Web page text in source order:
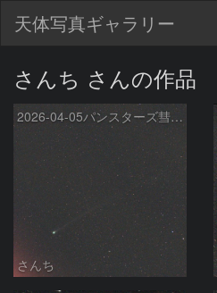
天体写真ギャラリー
さんち さんの作品
2026-04-05パンスターズ彗星C/2025 R3
さんち